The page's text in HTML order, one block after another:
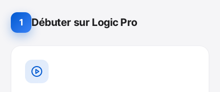
1 Débuter sur Logic Pro